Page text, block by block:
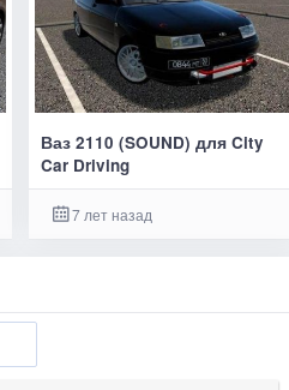
Ваз 2110 (SOUND) для City
Car Driving
7 лет назад